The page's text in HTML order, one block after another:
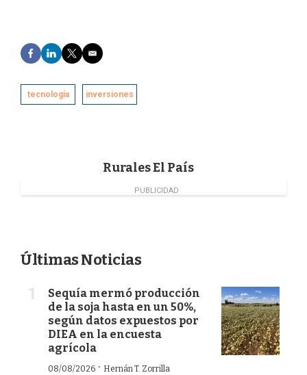
F
a
e
b
L
i
k
e
T
w
t
t
E
m
i
l
tecnología inversiones
Rurales El País
PUBLICIDAD
Últimas Noticias
Sequía mermó producción
de la soja hasta en un 50%,
según datos expuestos por
DIEA en la encuesta
agrícola
08/08/2026 · Hernán T. Zorrilla